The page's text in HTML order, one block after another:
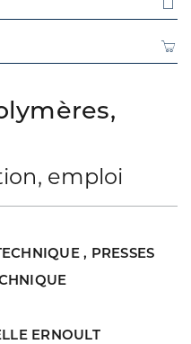
emploi
, PRESSES
ERNOULT